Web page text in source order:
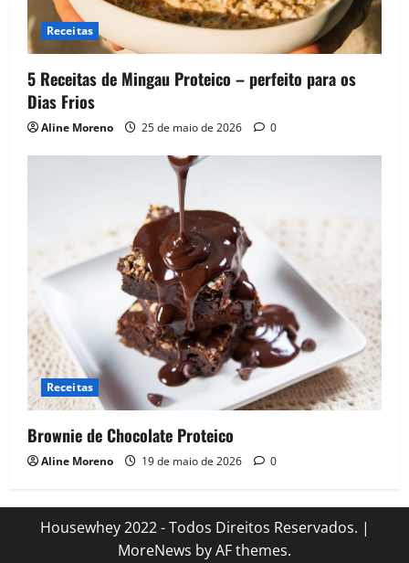
Receitas
5 Receitas de Mingau Proteico – perfeito para os
Dias Frios
Aline Moreno 25 de maio de 2026 0
Receitas
Brownie de Chocolate Proteico
Aline Moreno 19 de maio de 2026 0
Housewhey 2022 - Todos Direitos Reservados. |
MoreNews by AF themes.